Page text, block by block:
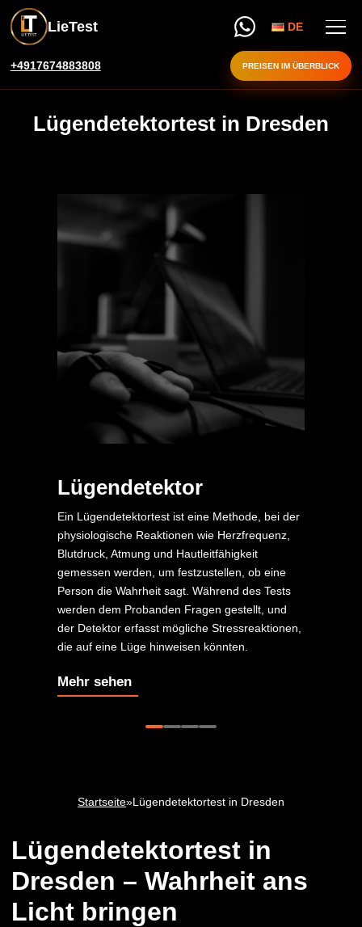
LieTest DE
+4917674883808 PREISEN IM ÜBERBLICK
Lügendetektortest in Dresden
Lügendetektor
Ein Lügendetektortest ist eine Methode, bei der
physiologische Reaktionen wie Herzfrequenz,
Blutdruck, Atmung und Hautleitfähigkeit
gemessen werden, um festzustellen, ob eine
Person die Wahrheit sagt. Während des Tests
werden dem Probanden Fragen gestellt, und
der Detektor erfasst mögliche Stressreaktionen,
die auf eine Lüge hinweisen könnten.
Mehr sehen
Startseite»Lügendetektortest in Dresden
Lügendetektortest in
Dresden – Wahrheit ans
Licht bringen